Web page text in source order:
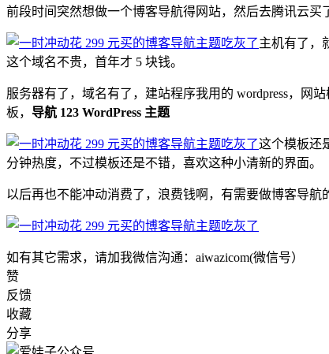
前段时间突然想做一个博客导航得网站，然后去腾讯云买
主机有了，
这个域名不贵，首年才 5 块钱。
服务器有了，域名有了，建站程序我用的 wordpress，网
板， 导航 123 WordPress 主题
这个模板还
分钟热度，不过模板还是不错，喜欢这种小清新的界面。
以后再也不能冲动消费了，浪费钱啊，有需要做博客导
如有其它需求，请加我微信沟通：aiwazicom(微信号）
赞
反馈
收藏
分享